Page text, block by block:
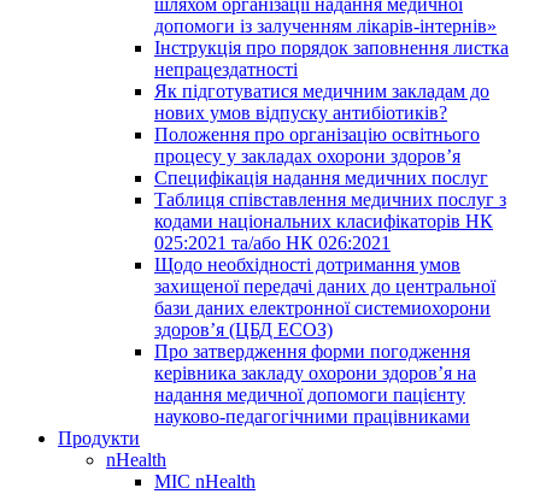
шляхом організації надання медичної
допомоги із залученням лікарів-інтернів»
Інструкція про порядок заповнення листка
непрацездатності
Як підготуватися медичним закладам до
нових умов відпуску антибіотиків?
Положення про організацію освітнього
процесу у закладах охорони здоров’я
Специфікація надання медичних послуг
Таблиця співставлення медичних послуг з
кодами національних класифікаторів НК
025:2021 та/або НК 026:2021
Щодо необхідності дотримання умов
захищеної передачі даних до центральної
бази даних електронної системиохорони
здоров’я (ЦБД ЕСОЗ)
Про затвердження форми погодження
керівника закладу охорони здоров’я на
надання медичної допомоги пацієнту
науково-педагогічними працівниками
Продукти
nHealth
МІС nHealth